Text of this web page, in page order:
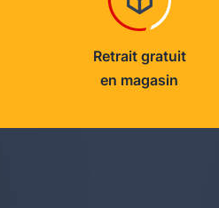
Retrait gratuit
en magasin